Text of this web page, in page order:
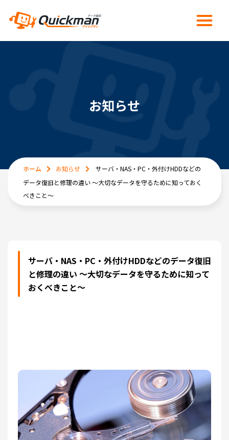
お知らせ
ホーム お知らせ
サーバ・NAS・PC・外付けHDDなどの
データ復旧と修理の違い ～大切なデータを守るために知っておく
べきこと～
サーバ・NAS・PC・外付けHDDなどのデータ復旧
と修理の違い ～大切なデータを守るために知って
おくべきこと～